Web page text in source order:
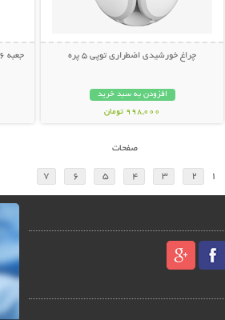
چراغ خورشیدی اضطراری توپی 5 پره
افزودن به سبد خرید
998,000 تومان
جعبه 46 پارچه آچار و سری بکس و پیچ گوشتی
صفحات
1
2
3
4
5
6
7